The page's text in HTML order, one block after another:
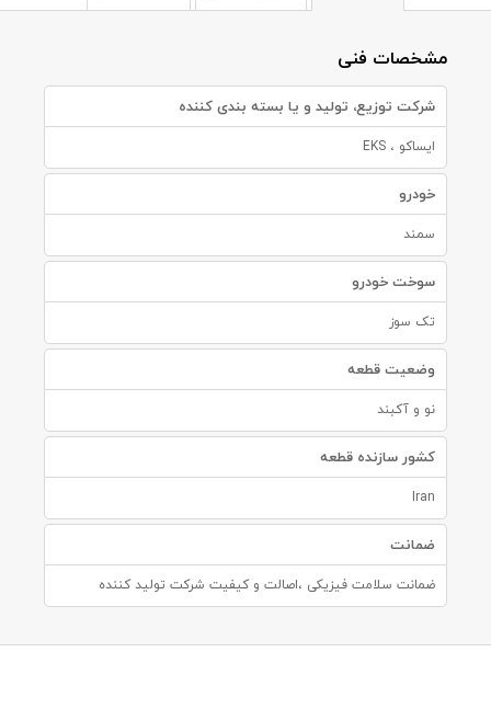
مشخصات فنی
شرکت توزیع، تولید و یا بسته بندی کننده
ایساکو ، EKS
خودرو
سمند
سوخت خودرو
تک سوز
وضعیت قطعه
نو و آکبند
کشور سازنده قطعه
Iran
ضمانت
ضمانت سلامت فیزیکی ،اصالت و کیفیت شرکت تولید کننده